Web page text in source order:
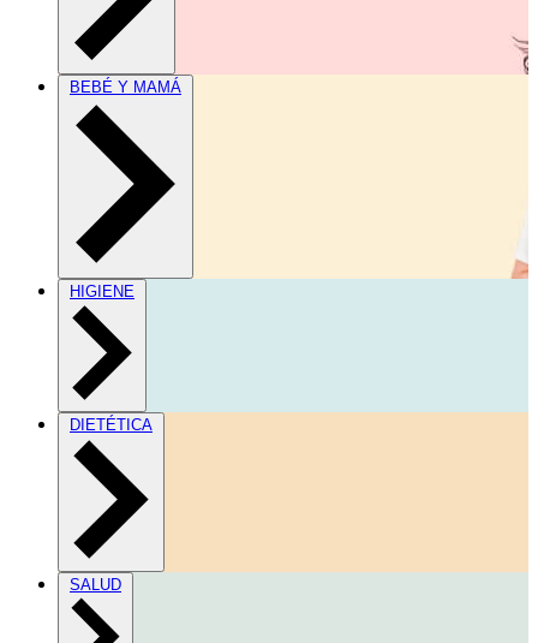
BEBÉ Y MAMÁ
HIGIENE
DIETÉTICA
SALUD